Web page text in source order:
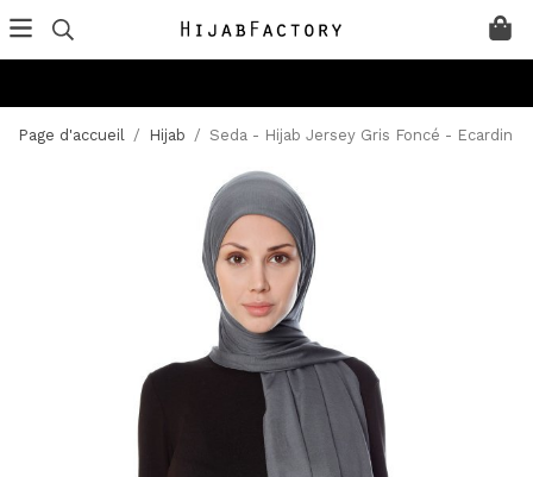
Page d'accueil / Hijab / Seda - Hijab Jersey Gris Foncé - Ecardin